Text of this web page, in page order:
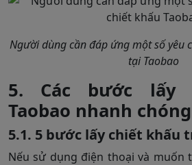
Người dùng cần đáp ứng một số yêu
tại Taobao
5. Các bước lấy
Taobao nhanh
5.1. 5 bước lấy chiết khấu
Nếu sử dụng điện thoại và muốn